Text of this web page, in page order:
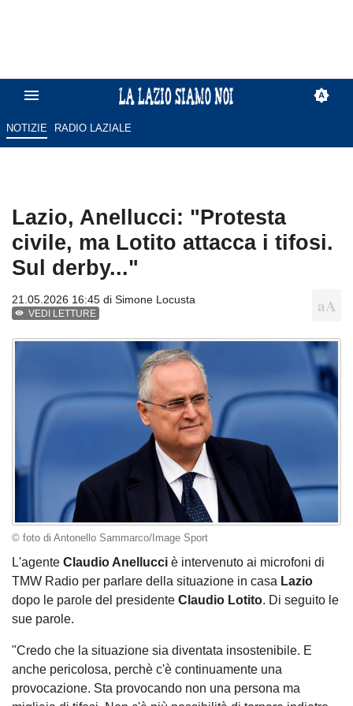
NOTIZIE RADIO LAZIALE
Lazio, Anellucci: "Protesta
civile, ma Lotito attacca i tifosi.
Sul derby..."
21.05.2026 16:45 di Simone Locusta
VEDI LETTURE
© foto di Antonello Sammarco/Image Sport
L'agente Claudio Anellucci è intervenuto ai microfoni di
TMW Radio per parlare della situazione in casa Lazio
dopo le parole del presidente Claudio Lotito. Di seguito le
sue parole.
"Credo che la situazione sia diventata insostenibile. E
anche pericolosa, perchè c'è continuamente una
provocazione. Sta provocando non una persona ma